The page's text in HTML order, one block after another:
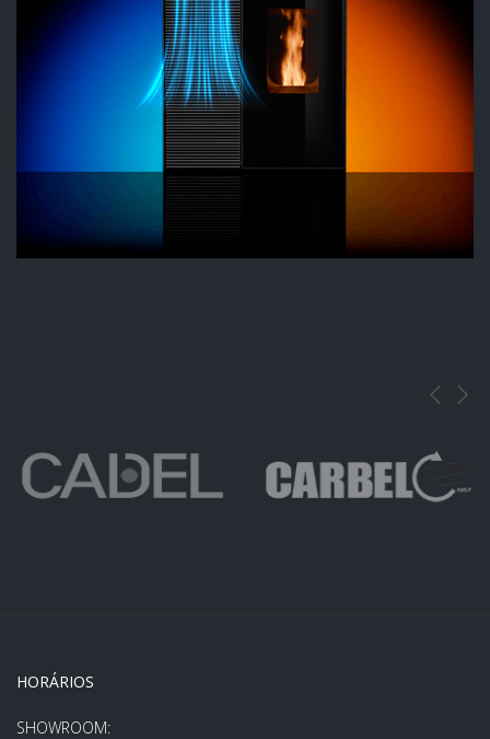
HORÁRIOS
SHOWROOM: